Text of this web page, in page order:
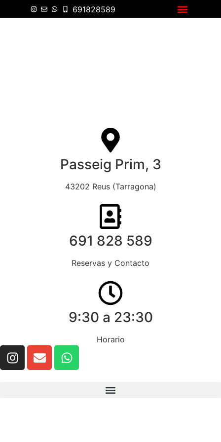
691828589
Passeig Prim, 3
43202 Reus (Tarragona)
691 828 589
Reservas y Contacto
9:30 a 23:30
Horario